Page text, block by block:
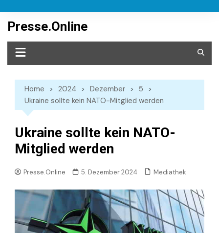
content
Presse.Online
Home 2024 Dezember
5
Ukraine sollte kein NATO-Mitglied werden
Ukraine sollte kein NATO-
Mitglied werden
Presse.Online 5. Dezember 2024 Mediathek